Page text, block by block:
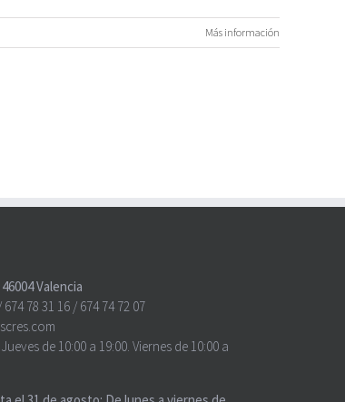
Más información
Valencia
674 78 31 16 / 674 74 72 07
de 10:00 a 19:00. Viernes de 10:00 a